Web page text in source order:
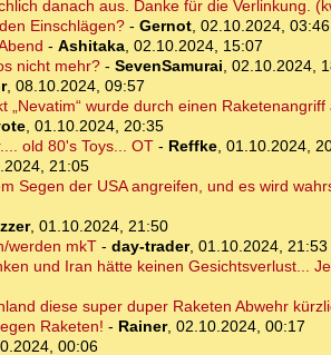
danach aus. Danke für die Verlinkung.
Einschlägen?- Gernot, 02.10.2024, 03:46
- Ashitaka, 02.10.2024, 15:07
nicht mehr?- SevenSamurai, 02.10.2024,
, 08.10.2024, 09:57
„Nevatim“ wurde durch einen
, 01.10.2024, 20:35
old 80's Toys... OT- Reffke, 01.10.2024,
21:05
Segen der USA angreifen, und es wird
, 01.10.2024, 21:50
werden mkT- day-trader, 01.10.2024, 21:53
und Iran hätte keinen Gesichtsverlust...
diese super duper Raketen Abwehr
Raketen! - Rainer, 02.10.2024, 00:17
00:06